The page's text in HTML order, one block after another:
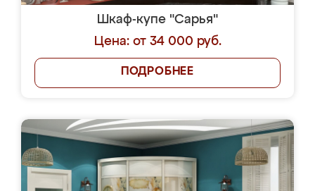
Шкаф-купе "Сарья"
Цена: от 34 000 руб.
ПОДРОБНЕЕ